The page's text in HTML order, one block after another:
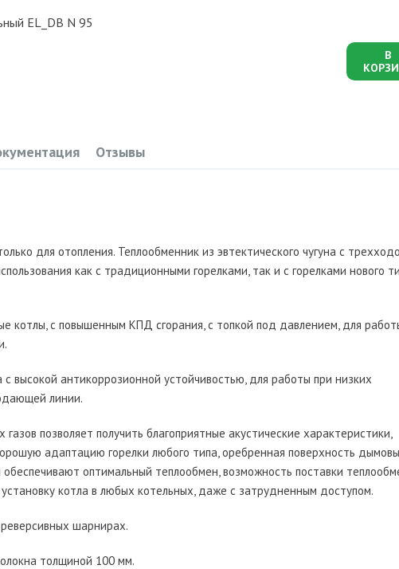
EL_DB N 95
В
Отзывы
для отопления. Теплообменник из эвтектического чугуна с
как с традиционными горелками, так и с горелками нового
котлы, с повышенным КПД сгорания, с топкой под давлением, для
с высокой антикоррозионной устойчивостью, для работы при низких
линии.
позволяет получить благоприятные акустические характеристики,
адаптацию горелки любого типа, оребренная поверхность
обеспечивают оптимальный теплообмен, возможность поставки
котла в любых котельных, даже с затрудненным доступом.
шарнирах.
толщиной 100 мм.